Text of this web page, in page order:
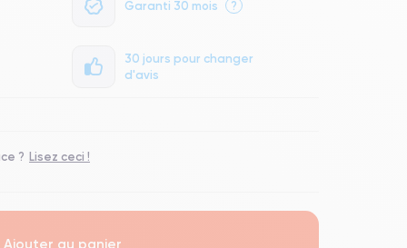
Garanti 30 mois ?
30 jours pour changer
d'avis
? Lisez ceci !
Ajouter au panier